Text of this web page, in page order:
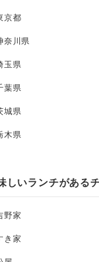
京都
奈川県
玉県
葉県
城県
木県
しいランチがある
野家
き家